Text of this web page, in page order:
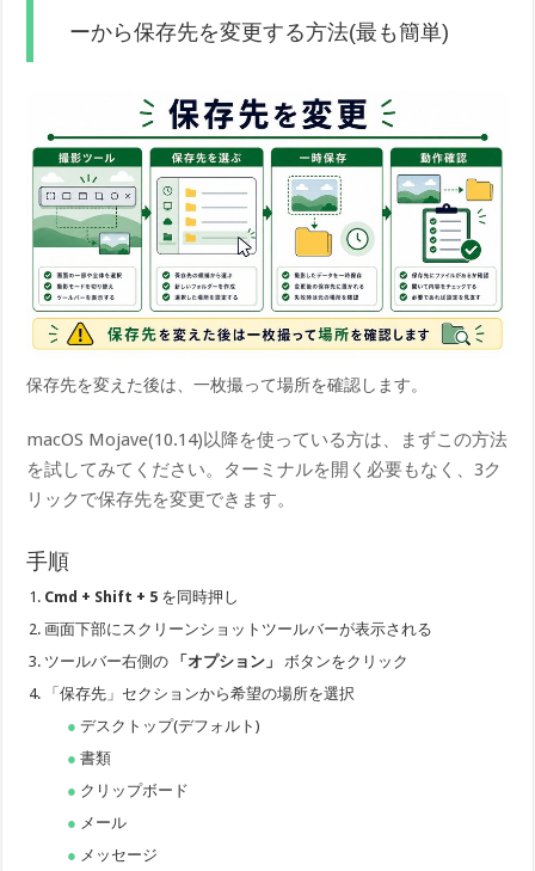
ーから保存先を変更する方法(最も簡単)
保存先を変えた後は、一枚撮って場所を確認します。
macOS Mojave(10.14)以降を使っている方は、まずこの方法
を試してみてください。ターミナルを開く必要もなく、3ク
リックで保存先を変更できます。
手順
Cmd + Shift + 5 を同時押し
画面下部にスクリーンショットツールバーが表示される
ツールバー右側の
「オプション」
ボタンをクリック
「保存先」セクションから希望の場所を選択
デスクトップ(デフォルト)
書類
クリップボード
メール
メッセージ